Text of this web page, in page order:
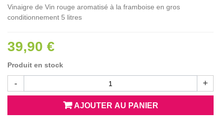
Vinaigre de Vin rouge aromatisé à la framboise en gros
conditionnement 5 litres
39,90 €
Produit en stock
- +
AJOUTER AU PANIER